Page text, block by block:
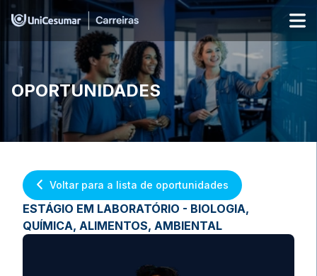
OPORTUNIDADES
Voltar para a lista de oportunidades
ESTÁGIO EM LABORATÓRIO - BIOLOGIA,
QUÍMICA, ALIMENTOS, AMBIENTAL